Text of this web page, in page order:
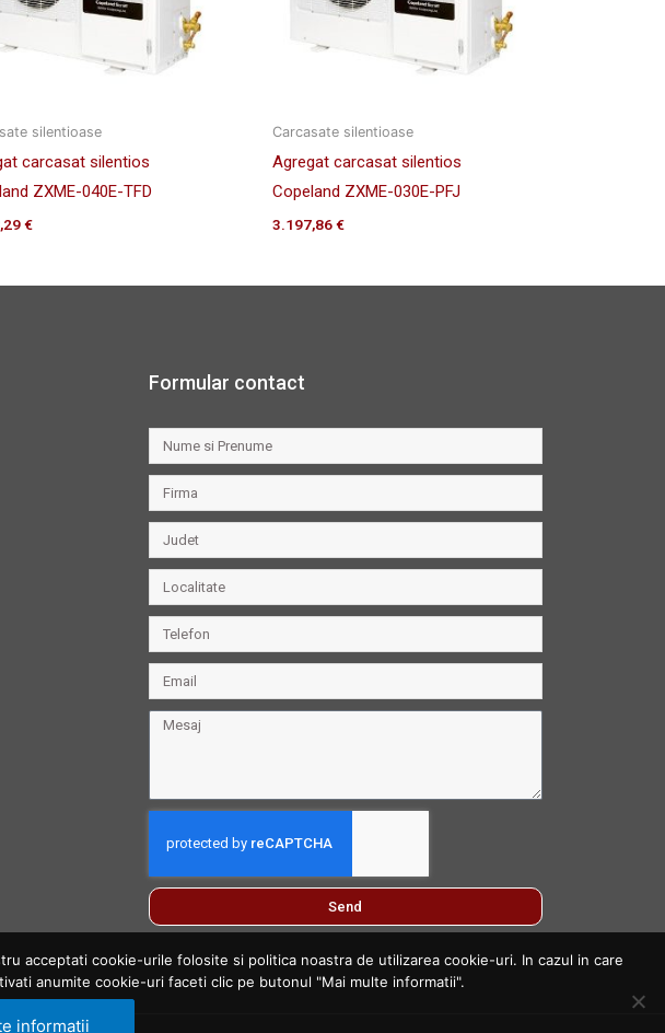
silentioase
carcasat silentios
ZXME-040E-TFD
€
Carcasate silentioase
Agregat carcasat silentios
Copeland ZXME-030E-PFJ
3.197,86€
Formular contact
Send
acceptati cookie-urile folosite si politica noastra de utilizarea cookie-uri. In cazul in care
anumite cookie-uri faceti clic pe butonul "Mai multe informatii".
informatii